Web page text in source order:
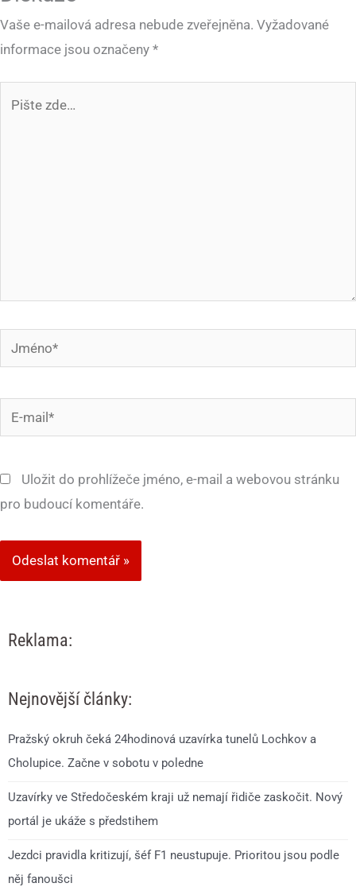
Vaše e-mailová adresa nebude zveřejněna. Vyžadované
informace jsou označeny *
Jméno*
mail*
Uložit do prohlížeče jméno, e-mail a webovou stránku
pro budoucí komentáře.
Reklama:
Nejnovější články:
Pražský okruh čeká 24hodinová uzavírka tunelů Lochkov a
Cholupice. Začne v sobotu v poledne
Uzavírky ve Středočeském kraji už nemají řidiče zaskočit. Nový
portál je ukáže s předstihem
Jezdci pravidla kritizují, šéf F1 neustupuje. Prioritou jsou podle
něj fanoušci